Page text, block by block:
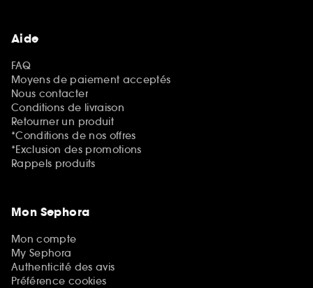
Aide
FAQ
Moyens de paiement acceptés
Nous contacter
Conditions de livraison
Retourner un produit
*Conditions de nos offres
*Exclusion des promotions
Rappels produits
Mon Sephora
Mon compte
My Sephora
Authenticité des avis
Préférence cookies